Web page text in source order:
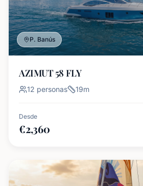
P. Banús
AZIMUT 58 FLY
12 personas 19m
Desde
€2,360